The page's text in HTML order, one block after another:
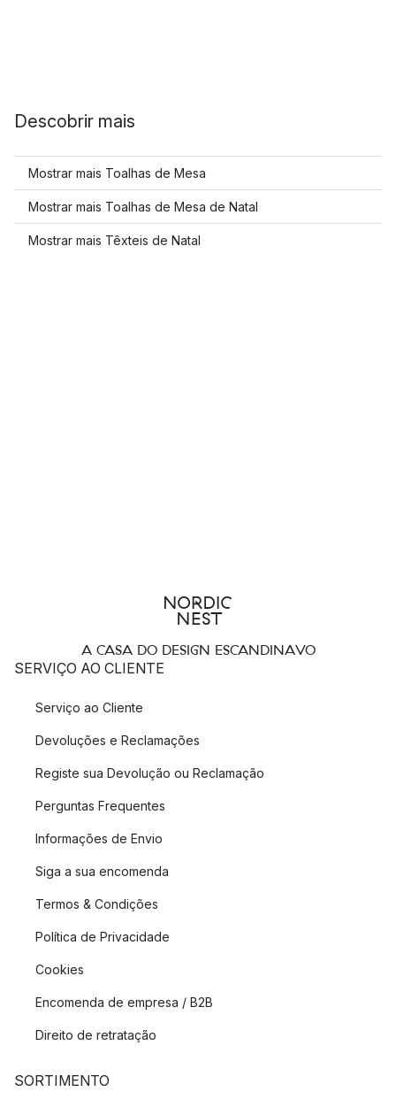
Descobrir mais
Mostrar mais Toalhas de Mesa
Mostrar mais Toalhas de Mesa de Natal
Mostrar mais Têxteis de Natal
A CASA DO DESIGN ESCANDINAVO
SERVIÇO AO CLIENTE
Serviço ao Cliente
Devoluções e Reclamações
Registe sua Devolução ou Reclamação
Perguntas Frequentes
Informações de Envio
Siga a sua encomenda
Termos & Condições
Política de Privacidade
Cookies
Encomenda de empresa / B2B
Direito de retratação
SORTIMENTO